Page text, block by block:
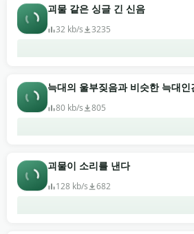
괴물 같은 싱글 긴 신음
32 kb/s 3235
늑대의 울부짖음과 비슷한 늑대
80 kb/s 805
괴물이 소리를 낸다
128 kb/s 682